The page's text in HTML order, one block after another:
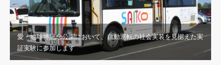
愛・地球博記念公園において、自動運転の社会実装を見据えた実
証実験に参加します